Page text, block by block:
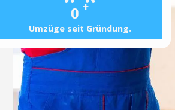
0 +
Umzüge seit Gründung.